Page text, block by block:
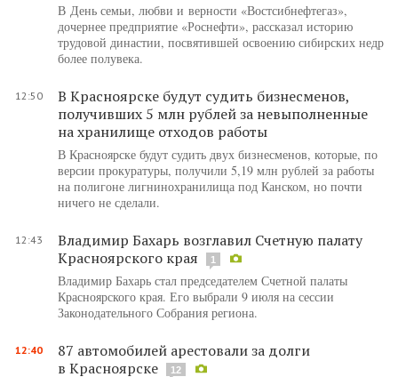
В День семьи, любви и верности «Востсибнефтегаз»,
дочернее предприятие «Роснефти», рассказал историю
трудовой династии, посвятившей освоению сибирских недр
более полувека.
12:50
В Красноярске будут судить бизнесменов,
получивших 5 млн рублей за невыполненные
на хранилище отходов работы
В Красноярске будут судить двух бизнесменов, которые, по
версии прокуратуры, получили 5,19 млн рублей за работы
на полигоне лигнинохранилища под Канском, но почти
ничего не сделали.
12:43
Владимир Бахарь возглавил Счетную палату
Красноярского края
1
Владимир Бахарь стал председателем Счетной палаты
Красноярского края. Его выбрали 9 июля на сессии
Законодательного Собрания региона.
12:40
87 автомобилей арестовали за долги
в Красноярске
12